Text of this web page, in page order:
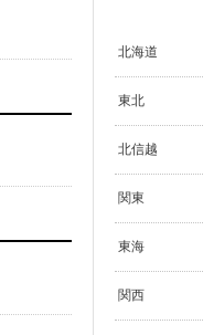
北海道
東北
北信越
関東
東海
関西